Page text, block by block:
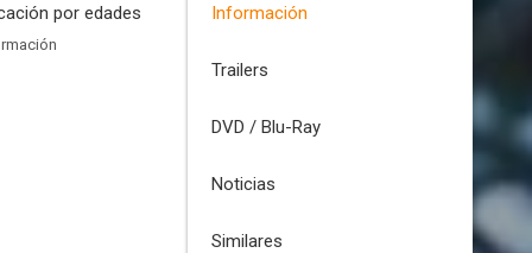
por edades Información
Trailers
DVD / Blu-Ray
Noticias
Similares